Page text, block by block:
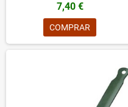
7,40 €
COMPRAR